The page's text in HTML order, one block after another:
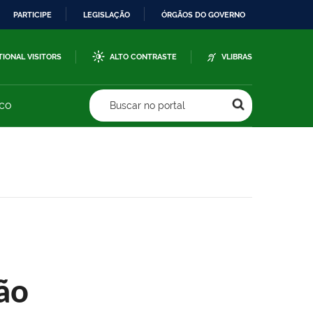
PARTICIPE LEGISLAÇÃO ÓRGÃOS DO GOVERNO
VISITORS ALTO CONTRASTE VLIBRAS
Buscar no portal